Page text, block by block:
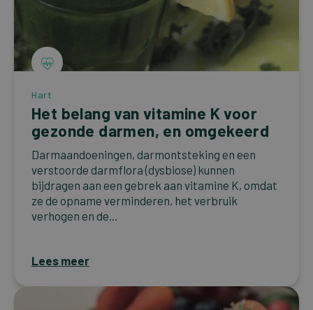
Hart
Het belang van vitamine K voor
gezonde darmen, en omgekeerd
Darmaandoeningen, darmontsteking en een
verstoorde darmflora (dysbiose) kunnen
bijdragen aan een gebrek aan vitamine K, omdat
ze de opname verminderen, het verbruik
verhogen en de...
Lees meer